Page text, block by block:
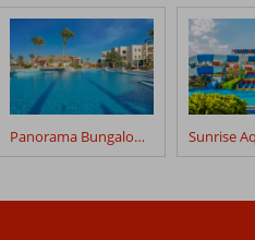
Panorama Bungalows El Gouna